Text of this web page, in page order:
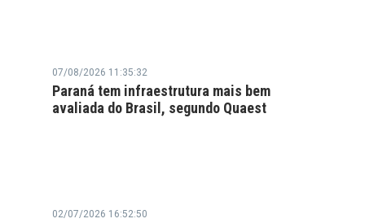
07/08/2026 11:35:32
Paraná tem infraestrutura mais bem
avaliada do Brasil, segundo Quaest
02/07/2026 16:52:50